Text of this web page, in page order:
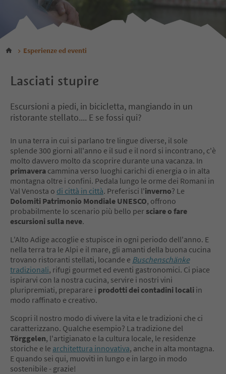
Esperienze ed eventi
Lasciati stupire
Escursioni a piedi, in bicicletta, mangiando in un
ristorante stellato.... E se fossi qui?
In una terra in cui si parlano tre lingue diverse, il sole
splende 300 giorni all'anno e il sud e il nord si incontrano, c'è
molto davvero molto da scoprire durante una vacanza. In
primavera cammina verso luoghi carichi di energia o in alta
montagna oltre i confini. Pedala lungo le orme dei Romani in
Val Venosta o di città in città. Preferisci l'inverno? Le
Dolomiti Patrimonio Mondiale UNESCO, offrono
probabilmente lo scenario più bello persciare o fare
escursioni sulla neve.
L'Alto Adige accoglie e stupisce in ogni periodo dell'anno. E
nella terra tra le Alpi e il mare, gli amanti della buona cucina
trovano ristoranti stellati, locande e Buschenschänke
tradizionali, rifugi gourmet ed eventi gastronomici. Ci piace
ispirarvi con la nostra cucina, servire i nostri vini
pluripremiati, preparare i prodotti dei contadini locali in
modo raffinato e creativo.
Scopri il nostro modo di vivere la vita e le tradizioni che ci
caratterizzano. Qualche esempio? La tradizione del
Törggelen, l'artigianato e la cultura locale, le residenze
storiche e le architettura innovativa, anche in alta montagna.
E quando sei qui, muoviti in lungo e in largo in modo
sostenibile - grazie!